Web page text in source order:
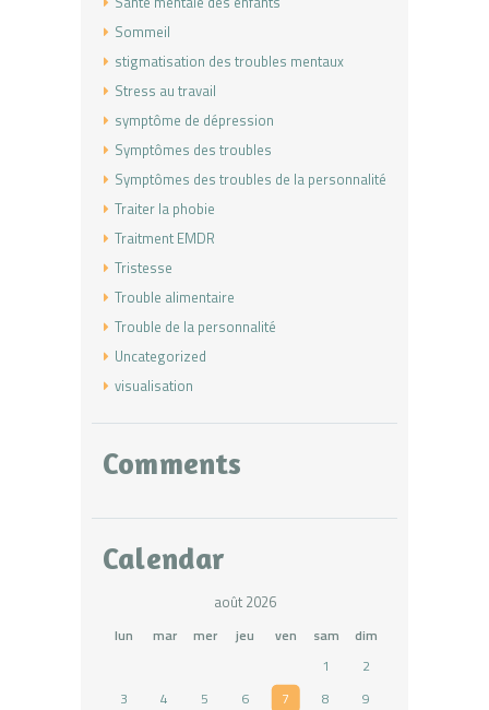
Sommeil
stigmatisation des troubles mentaux
Stress au travail
symptôme de dépression
Symptômes des troubles
Symptômes des troubles de la personnalité
Traiter la phobie
Traitment EMDR
Tristesse
Trouble alimentaire
Trouble de la personnalité
Uncategorized
visualisation
Comments
Calendar
août 2026
lun mar mer jeu ven sam
dim
1
2
3
4 5 6 7 8
9